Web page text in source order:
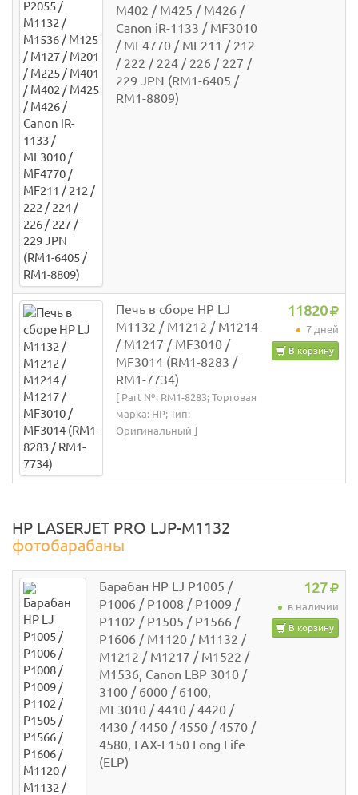
M402 / M425 / M426 /
Canon iR-1133 / MF3010
/ MF4770 / MF211 / 212
/ 222 / 224 / 226 / 227 /
229 JPN (RM1-6405 /
RM1-8809)
Печь в сборе HP LJ
M1132 / M1212 / M1214
/ M1217 / MF3010 /
MF3014 (RM1-8283 /
RM1-7734)
[ Part №: RM1-8283; Торговая
марка: HP; Тип:
Оригинальный ]
11820
7 дней
В корзину
HP LASERJET PRO LJP-M1132
фотобарабаны
Барабан HP LJ P1005 /
P1006 / P1008 / P1009 /
P1102 / P1505 / P1566 /
P1606 / M1120 / M1132 /
M1212 / M1217 / M1522 /
M1536, Canon LBP 3010 /
3100 / 6000 / 6100,
MF3010 / 4410 / 4420 /
4430 / 4450 / 4550 / 4570 /
4580, FAX-L150 Long Life
(ELP)
127
в наличии
В корзину